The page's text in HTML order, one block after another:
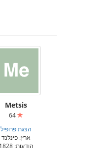
Metsis
הצגת פרופיל
ארץ: פינלנד
הודעות: 1828